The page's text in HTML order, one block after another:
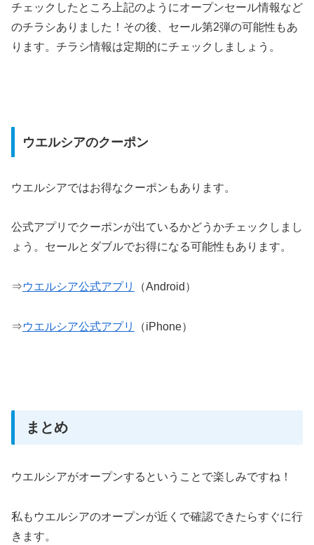
チェックしたところ上記のようにオープンセール情報など
のチラシありました！その後、セール第2弾の可能性もあ
ります。チラシ情報は定期的にチェックしましょう。
ウエルシアのクーポン
ウエルシアではお得なクーポンもあります。
公式アプリでクーポンが出ているかどうかチェックしまし
ょう。セールとダブルでお得になる可能性もあります。
⇒ウエルシア公式アプリ （Android）
⇒ウエルシア公式アプリ （iPhone）
まとめ
ウエルシアがオープンするということで楽しみですね！
私もウエルシアのオープンが近くで確認できたらすぐに行
きます。